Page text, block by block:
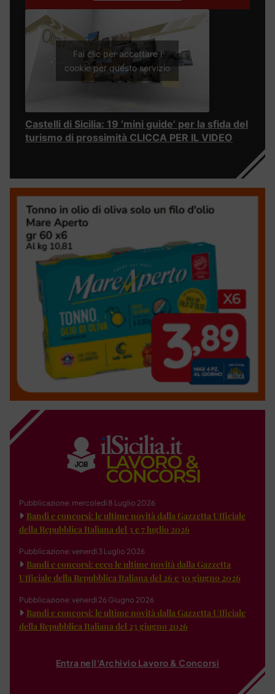
Fai clic per accettare i
cookie per questo servizio
Castelli di Sicilia: 19 ‘mini guide’ per la sfida del
turismo di prossimità CLICCA PER IL VIDEO
Pubblicazione: mercoledì 8 Luglio 2026
Bandi e concorsi: le ultime novità dalla Gazzetta Ufficiale
della Repubblica Italiana del 3 e 7 luglio 2026
Pubblicazione: venerdì 3 Luglio 2026
Bandi e concorsi: ecco le ultime novità dalla Gazzetta
Ufficiale della Repubblica Italiana del 26 e 30 giugno 2026
Pubblicazione: venerdì 26 Giugno 2026
Bandi e concorsi: le ultime novità dalla Gazzetta Ufficiale
della Repubblica Italiana del 23 giugno 2026
Entra nell'Archivio Lavoro & Concorsi